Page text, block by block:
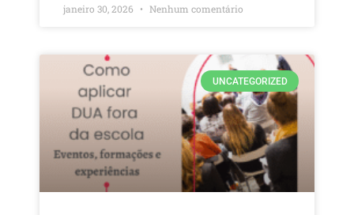
janeiro 30, 2026 Nenhum comentário
UNCATEGORIZED